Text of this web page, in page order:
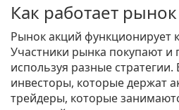
Как работает
Рынок акций функционирует
Участники рынка покупают и
используя разные
инвесторы, которые держат
трейдеры, которые